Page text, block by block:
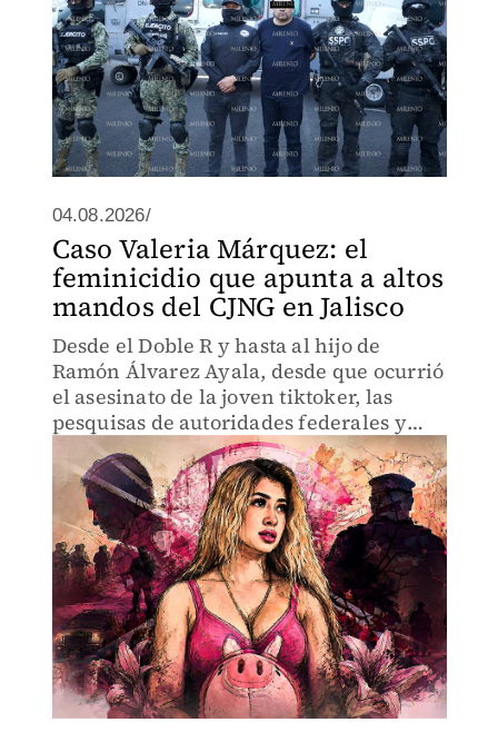
04.08.2026/
Caso Valeria Márquez: el
feminicidio que apunta a altos
mandos del CJNG en Jalisco
Desde el Doble R y hasta al hijo de
Ramón Álvarez Ayala, desde que ocurrió
el asesinato de la joven tiktoker, las
pesquisas de autoridades federales y
estatales han señalado a miembros de
alto rango del también llamado cártel de
las cuatro letras.